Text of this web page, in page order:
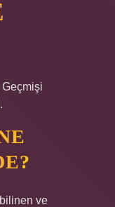
Geçmişi
ve